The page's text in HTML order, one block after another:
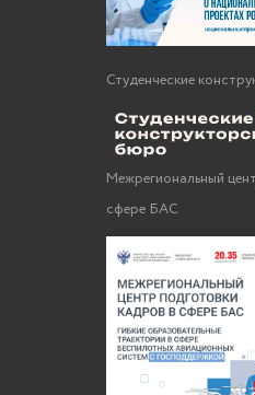
Студенческие
Межрегиональный
сфере БАС